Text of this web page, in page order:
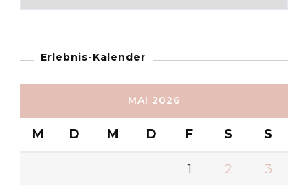
Erlebnis-Kalender
MAI 2026
M D M D F S S
1 2 3